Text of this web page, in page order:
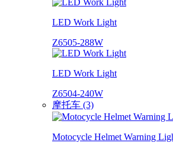
LED Work Light
Z6505-288W
LED Work Light
Z6504-240W
摩托车 (3)
Motocycle Helmet Warning